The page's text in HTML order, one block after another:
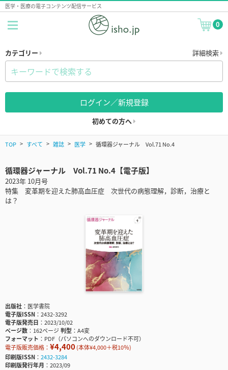
医学・医療の電子コンテンツ配信サービス
0
カテゴリー 詳細検索
ログイン／新規登録
初めての方へ
TOP すべて 雑誌 医学 循環器ジャーナル Vol.71 No.4
循環器ジャーナル Vol.71 No.4【電子版】
2023年 10月号
特集 変革期を迎えた肺高血圧症 次世代の病態理解，診断，治療と
は？
出版社
医学書院
電子版ISSN
2432-3292
電子版発売日
2023/10/02
ページ数
162ページ判型
A4変
フォーマット
PDF（パソコンへのダウンロード不可）
電子版販売価格： ¥4,400(本体¥4,000＋税10％)
印刷版ISSN
2432-3284
印刷版発行年月
2023/09